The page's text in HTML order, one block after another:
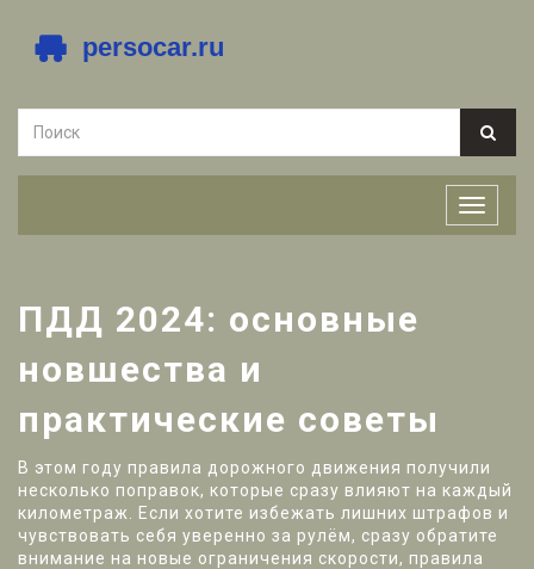
ПДД 2024: основные
новшества и
практические советы
В этом году правила дорожного движения получили
несколько поправок, которые сразу влияют на каждый
километраж. Если хотите избежать лишних штрафов и
чувствовать себя уверенно за рулём, сразу обратите
внимание на новые ограничения скорости, правила